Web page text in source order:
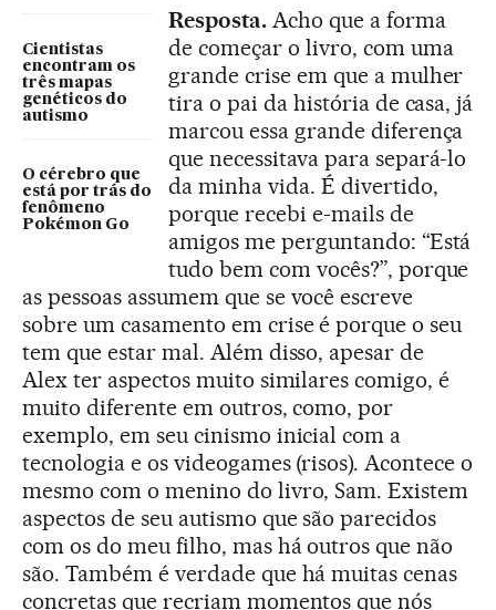
Cientistas
encontram os
três mapas
genéticos do
autismo
O cérebro que
está por trás do
fenômeno
Pokémon Go
Resposta.Acho que a forma
de começar o livro, com uma
grande crise em que a mulher
tira o pai da história de casa, já
marcou essa grande diferença
que necessitava para separá-lo
da minha vida. É divertido,
porque recebi e-mails de
amigos me perguntando: “Está
tudo bem com vocês?”, porque
as pessoas assumem que se você escreve
sobre um casamento em crise é porque o seu
tem que estar mal. Além disso, apesar de
Alex ter aspectos muito similares comigo, é
muito diferente em outros, como, por
exemplo, em seu cinismo inicial com a
tecnologia e os videogames (risos). Acontece o
mesmo com o menino do livro, Sam. Existem
aspectos de seu autismo que são parecidos
com os do meu filho, mas há outros que não
são. Também é verdade que há muitas cenas
concretas que recriam momentos que nós